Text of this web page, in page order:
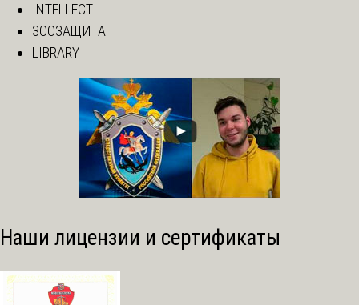
INTELLECT
ЗООЗАЩИТА
LIBRARY
Наши лицензии и сертификаты